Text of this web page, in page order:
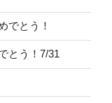
でとう！
とう！7/31